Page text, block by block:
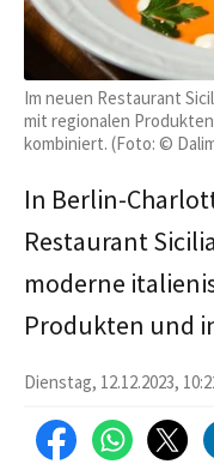
Im neuen Restaurant
mit regionalen
kombiniert. (Foto: ©
In Berlin-
Restaurant
moderne
Produkten und
Dienstag, 12.12.2023,